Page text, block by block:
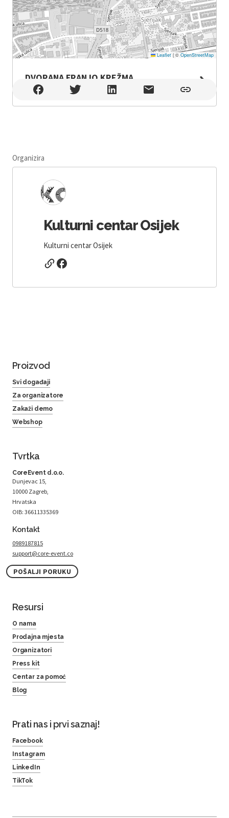
Leaflet |©OpenStreetMap
DVORANA FRANJO KREŽMA
DVORANA FRANJO KREŽMA , Osijek
Organizira
Kulturni centar Osijek
Kulturni centar Osijek
Proizvod
Svi događaji
Za organizatore
Zakaži demo
Webshop
Tvrtka
CoreEvent d.o.o.
Dunjevac 15,
10000 Zagreb,
Hrvatska
OIB: 36611335369
Kontakt
0989187815
support@core-event.co
POŠALJI PORUKU
Resursi
O nama
Prodajna mjesta
Organizatori
Press kit
Centar za pomoć
Blog
Prati nas i prvi saznaj!
Facebook
Instagram
LinkedIn
TikTok